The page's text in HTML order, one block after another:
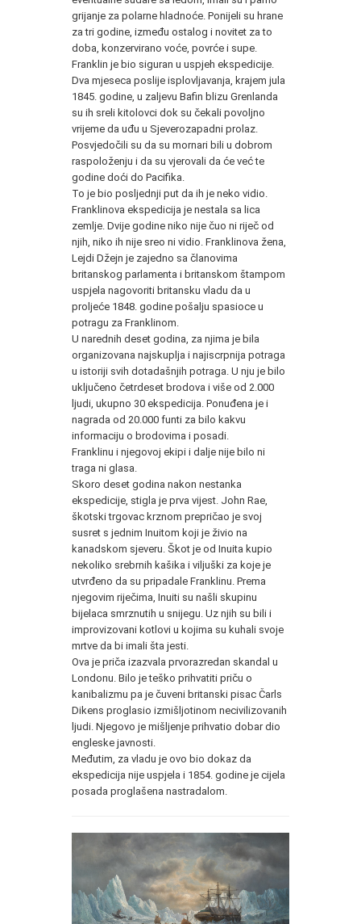
grijanje za polarne hladnoće. Ponijeli su hrane
za tri godine, između ostalog i novitet za to
doba, konzervirano voće, povrće i supe.
Franklin je bio siguran u uspjeh ekspedicije.
Dva mjeseca poslije isplovljavanja, krajem jula
1845. godine, u zaljevu Bafin blizu Grenlanda
su ih sreli kitolovci dok su čekali povoljno
vrijeme da uđu u Sjeverozapadni prolaz.
Posvjedočili su da su mornari bili u dobrom
raspoloženju i da su vjerovali da će već te
godine doći do Pacifika.
To je bio posljednji put da ih je neko vidio.
Franklinova ekspedicija je nestala sa lica
zemlje. Dvije godine niko nije čuo ni riječ od
njih, niko ih nije sreo ni vidio. Franklinova žena,
Lejdi Džejn je zajedno sa članovima
britanskog parlamenta i britanskom štampom
uspjela nagovoriti britansku vladu da u
proljeće 1848. godine pošalju spasioce u
potragu za Franklinom.
U narednih deset godina, za njima je bila
organizovana najskuplja i najiscrpnija potraga
u istoriji svih dotadašnjih potraga. U nju je bilo
uključeno četrdeset brodova i više od 2.000
ljudi, ukupno 30 ekspedicija. Ponuđena je i
nagrada od 20.000 funti za bilo kakvu
informaciju o brodovima i posadi.
Franklinu i njegovoj ekipi i dalje nije bilo ni
traga ni glasa.
Skoro deset godina nakon nestanka
ekspedicije, stigla je prva vijest. John Rae,
škotski trgovac krznom prepričao je svoj
susret s jednim Inuitom koji je živio na
kanadskom sjeveru. Škot je od Inuita kupio
nekoliko srebrnih kašika i viljuški za koje je
utvrđeno da su pripadale Franklinu. Prema
njegovim riječima, Inuiti su našli skupinu
bijelaca smrznutih u snijegu. Uz njih su bili i
improvizovani kotlovi u kojima su kuhali svoje
mrtve da bi imali šta jesti.
Ova je priča izazvala prvorazredan skandal u
Londonu. Bilo je teško prihvatiti priču o
kanibalizmu pa je čuveni britanski pisac Čarls
Dikens proglasio izmišljotinom necivilizovanih
ljudi. Njegovo je mišljenje prihvatio dobar dio
engleske javnosti.
Međutim, za vladu je ovo bio dokaz da
ekspedicija nije uspjela i 1854. godine je cijela
posada proglašena nastradalom.